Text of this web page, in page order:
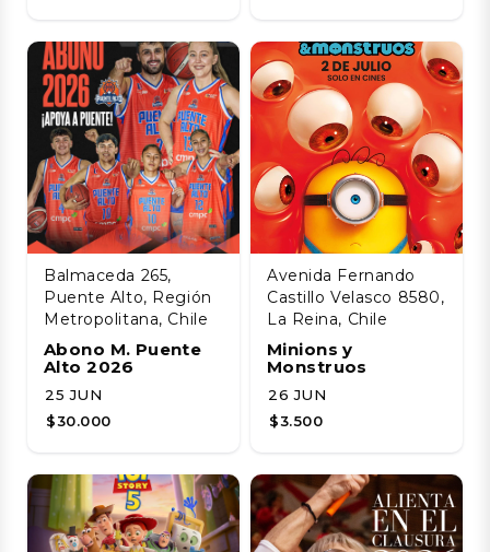
Balmaceda 265,
Puente Alto, Región
Metropolitana, Chile
Abono M. Puente
Alto 2026
25 JUN
$30.000
Avenida Fernando
Castillo Velasco 8580,
La Reina, Chile
Minions y
Monstruos
26 JUN
$3.500